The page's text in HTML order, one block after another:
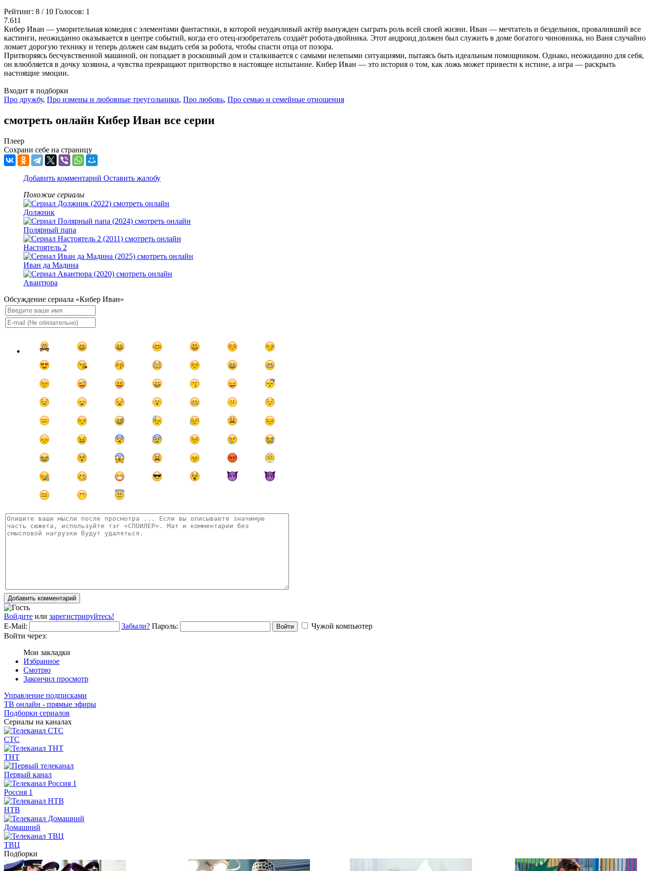
Рейтинг: 8 / 10 Голосов: 1
7.611
Кибер Иван — уморительная комедия с элементами фантастики, в которой неудачливый актёр вынужден сыграть роль всей своей жизни. Иван — мечтатель и бездельник, проваливший все
кастинги, неожиданно оказывается в центре событий, когда его отец-изобретатель создаёт робота-двойника. Этот андроид должен был служить в доме богатого чиновника, но Ваня случайно
ломает дорогую технику и теперь должен сам выдать себя за робота, чтобы спасти отца от позора.
Притворяясь бесчувственной машиной, он попадает в роскошный дом и сталкивается с самыми нелепыми ситуациями, пытаясь быть идеальным помощником. Однако, неожиданно для себя,
он влюбляется в дочку хозяина, а чувства превращают притворство в настоящее испытание. Кибер Иван — это история о том, как ложь может привести к истине, а игра — раскрыть
настоящие эмоции.
Входит в подборки
Про дружбу, Про измены и любовные треугольники, Про любовь, Про семью и семейные отношения
смотреть онлайн Кибер Иван все серии
Плеер
Сохрани себе на страницу
Добавить комментарий Оставить жалобу
Похожие сериалы
Должник
Полярный папа
Настоятель 2
Иван да Мадина
Авантюра
Обсуждение сериала «Кибер Иван»
Добавить комментарий
Войдите или зарегистрируйтесь!
E-Mail:
Забыли? Пароль: Войти
Чужой компьютер
Войти через:
Мои закладки
Избранное
Смотрю
Закончил просмотр
Управление подписками
ТВ онлайн - прямые эфиры
Подборки сериалов
Сериалы на каналах
СТС
ТНТ
Первый канал
Россия 1
НТВ
Домашний
ТВЦ
Подборки